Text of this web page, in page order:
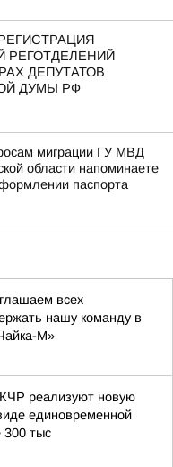
РЕГОТДЕЛЕНИЙ
ДЕПУТАТОВ
ДУМЫ РФ
миграции ГУ МВД
области напоминаете
паспорта
всех
нашу команду в
М»
реализуют новую
единовременной
300 тыс